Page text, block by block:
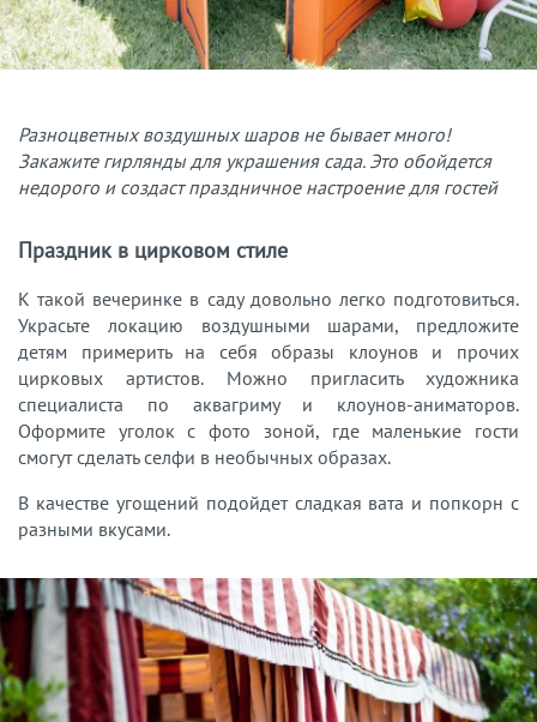
Разноцветных воздушных шаров не бывает много!
Закажите гирлянды для украшения сада. Это обойдется
недорого и создаст праздничное настроение для гостей
Праздник в цирковом стиле
К такой вечеринке в саду довольно легко подготовиться.
Украсьте локацию воздушными шарами, предложите
детям примерить на себя образы клоунов и прочих
цирковых артистов. Можно пригласить художника
специалиста по аквагриму и клоунов-аниматоров.
Оформите уголок с фото зоной, где маленькие гости
смогут сделать селфи в необычных образах.
В качестве угощений подойдет сладкая вата и попкорн с
разными вкусами.